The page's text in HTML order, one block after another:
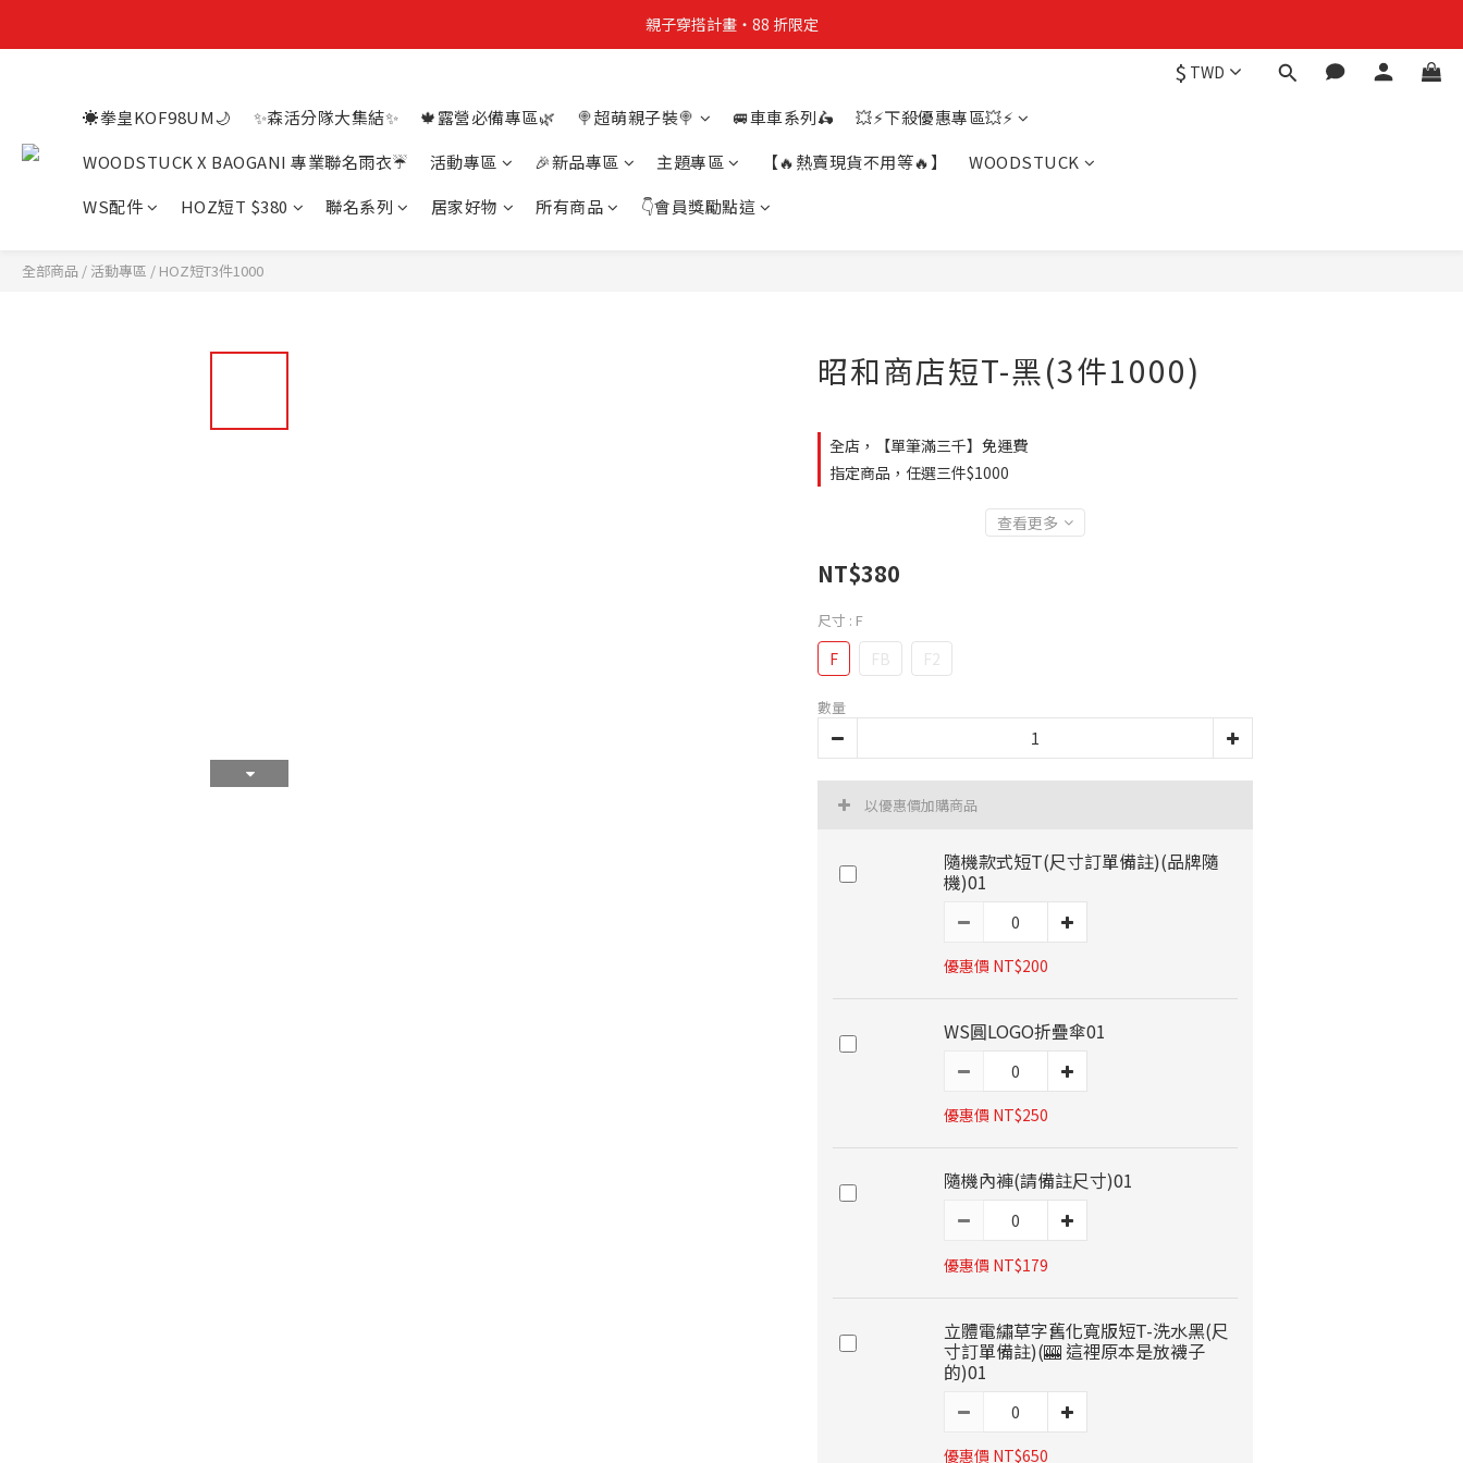
親子穿搭計畫・88 折限定
親子穿搭計畫・88 折限定
買4件短T送雨傘☂️！【這把傘，大概率不是你在撐☂️】
親子穿搭計畫・88 折限定
$ TWD
☀️拳皇KOF98UM🌙 ✨森活分隊大集結✨ 🍁露營必備專區🌿 🍭超萌親子裝🍭 🚐車車系列🛵
💥⚡下殺優惠專區💥⚡
WOODSTUCK X BAOGANI 專業聯名雨衣☔
活動專區 🎉新品專區 主題專區 【🔥熱賣現貨不用等🔥】
WOODSTUCK
WS配件
HOZ短T $380 聯名系列 居家好物 所有商品 👇會員獎勵點這
全部商品 / 活動專區 / HOZ短T3件1000
昭和商店短T-黑(3件1000)
全店，【單筆滿三千】免運費
指定商品，任選三件$1000
查看更多
NT$380
尺寸 : F
F FB F2
數量
以優惠價加購商品
隨機款式短T(尺寸訂單備註)(品牌隨
機)01
優惠價 NT$200
WS圓LOGO折疊傘01
優惠價 NT$250
隨機內褲(請備註尺寸)01
優惠價 NT$179
立體電繡草字舊化寬版短T-洗水黑(尺
寸訂單備註)(🎰 這裡原本是放襪子
的)01
優惠價 NT$650